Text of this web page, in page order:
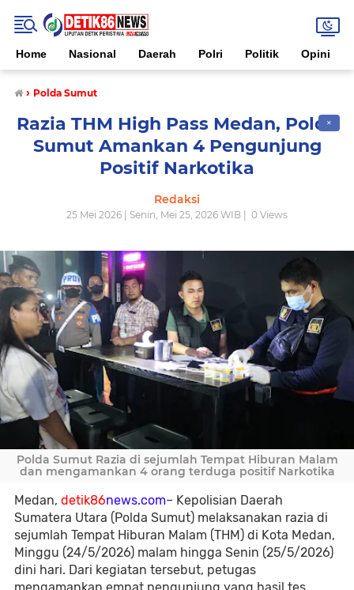
Home Nasional Daerah Polri Politik Opini
› Polda Sumut
✕
Razia THM High Pass Medan, Polda
Sumut Amankan 4 Pengunjung
Positif Narkotika
Redaksi
25 Mei 2026 | Senin, Mei 25, 2026 WIB | 0 Views
Polda Sumut Razia di sejumlah Tempat Hiburan Malam
dan mengamankan 4 orang terduga positif Narkotika
Medan, detik86news.com– Kepolisian Daerah
Sumatera Utara (Polda Sumut) melaksanakan razia di
sejumlah Tempat Hiburan Malam (THM) di Kota Medan,
Minggu (24/5/2026) malam hingga Senin (25/5/2026)
dini hari. Dari kegiatan tersebut, petugas